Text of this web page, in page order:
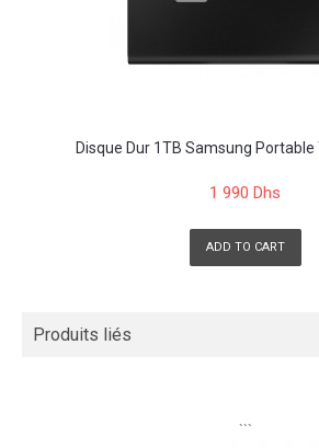
Disque Dur 1TB Samsung Portable
1 990 Dhs
ADD TO CART
Produits liés
```